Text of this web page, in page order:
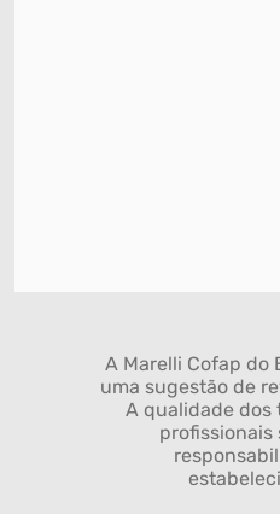
A Marelli Cofap do
uma sugestão de
A qualidade dos
profissionais